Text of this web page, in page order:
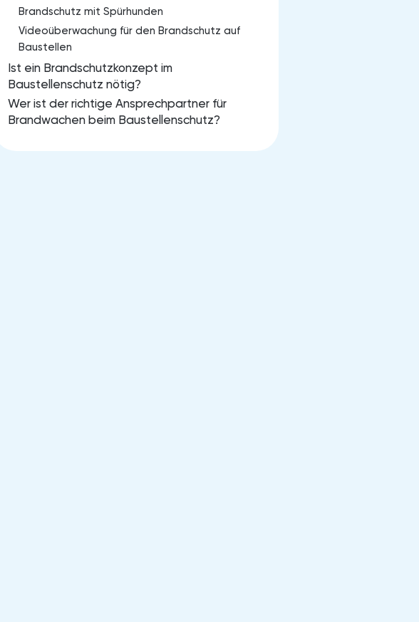
Brandschutz mit Spürhunden
Videoüberwachung für den Brandschutz auf
Baustellen
Ist ein Brandschutzkonzept im
Baustellenschutz nötig?
Wer ist der richtige Ansprechpartner für
Brandwachen beim Baustellenschutz?